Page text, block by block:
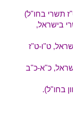
תשרי בחו"ל)
בישראל,
ט"ו-ט"ז
כ"א-כ"ב
בחו"ל).